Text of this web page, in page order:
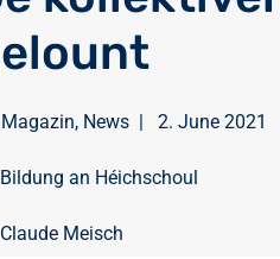
, News| 2. June 2021
Bildung an Héichschoul
Claude Meisch